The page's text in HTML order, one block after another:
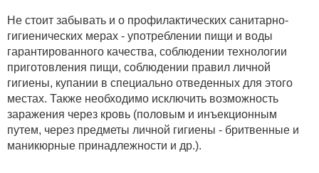
Не стоит забывать и о профилактических санитарно-
гигиенических мерах - употреблении пищи и воды
гарантированного качества, соблюдении технологии
приготовления пищи, соблюдении правил личной
гигиены, купании в специально отведенных для этого
местах. Также необходимо исключить возможность
заражения через кровь (половым и инъекционным
путем, через предметы личной гигиены - бритвенные и
маникюрные принадлежности и др.).